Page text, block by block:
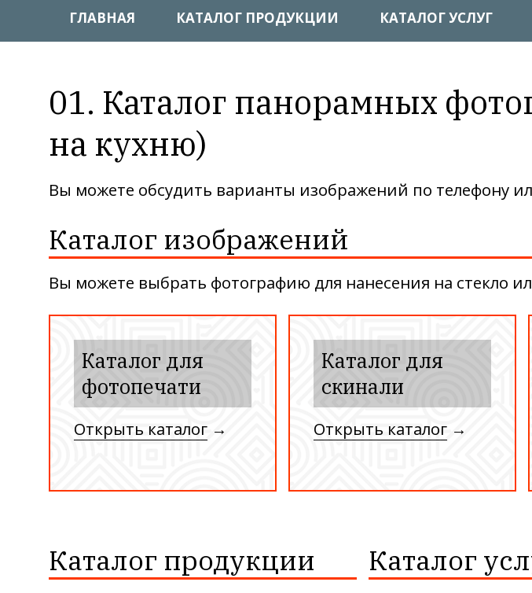
ГЛАВНАЯ КАТАЛОГ ПРОДУКЦИИ КАТАЛОГ УСЛУГ
01. Каталог панорамных
на кухню)
Вы можете обсудить варианты изображений по телефону
Каталог изображений
Вы можете выбрать фотографию для нанесения на стекло
Каталог для
фотопечати
Открыть каталог →
Каталог для
скинали
Открыть каталог →
Каталог продукции Каталог